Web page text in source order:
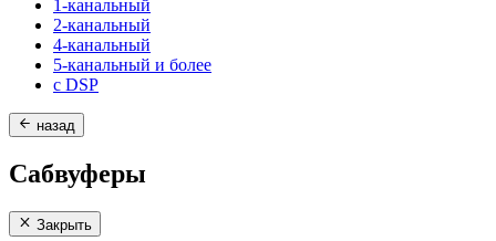
1-канальный
2-канальный
4-канальный
5-канальный и более
с DSP
назад
Сабвуферы
Закрыть